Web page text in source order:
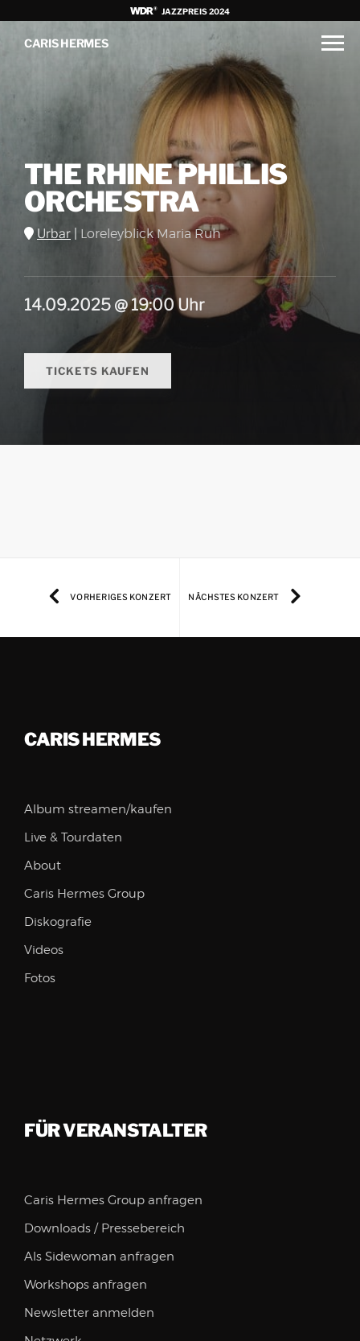
JAZZPREIS 2024
CARIS HERMES
THE RHINE PHILLIS
ORCHESTRA
Urbar Loreleyblick Maria Ruh
14.09.2025 @ 19:00 Uhr
TICKETS KAUFEN
VORHERIGES KONZERT NÄCHSTES KONZERT
CARIS HERMES
Album streamen/kaufen
Live & Tourdaten
About
Caris Hermes Group
Diskografie
Videos
Fotos
FÜR VERANSTALTER
Caris Hermes Group anfragen
Downloads / Pressebereich
Als Sidewoman anfragen
Workshops anfragen
Newsletter anmelden